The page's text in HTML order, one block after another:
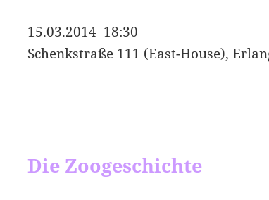
15.03.2014 18:30
Schenkstraße 111 (East-House),
Die Zoogeschichte